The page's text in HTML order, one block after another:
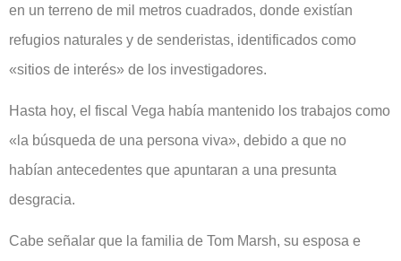
en un terreno de mil metros cuadrados, donde existían
refugios naturales y de senderistas, identificados como
«sitios de interés» de los investigadores.
Hasta hoy, el fiscal Vega había mantenido los trabajos como
«la búsqueda de una persona viva», debido a que no
habían antecedentes que apuntaran a una presunta
desgracia.
Cabe señalar que la familia de Tom Marsh, su esposa e